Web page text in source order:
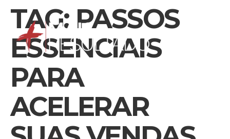
TAG: PASSOS
ESSENCIAIS
PARA
ACELERAR